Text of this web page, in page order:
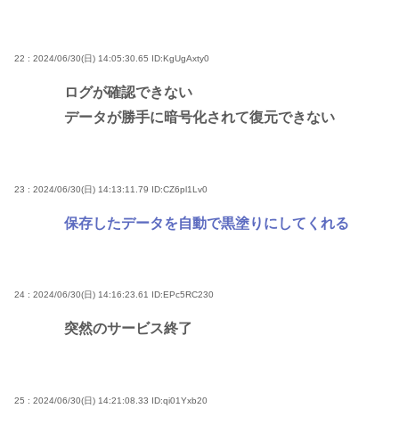
22 : 2024/06/30(日) 14:05:30.65 ID:KgUgAxty0
ログが確認できない
データが勝手に暗号化されて復元できない
23 : 2024/06/30(日) 14:13:11.79 ID:CZ6pl1Lv0
保存したデータを自動で黒塗りにしてくれる
24 : 2024/06/30(日) 14:16:23.61 ID:EPc5RC230
突然のサービス終了
25 : 2024/06/30(日) 14:21:08.33 ID:qi01Yxb20